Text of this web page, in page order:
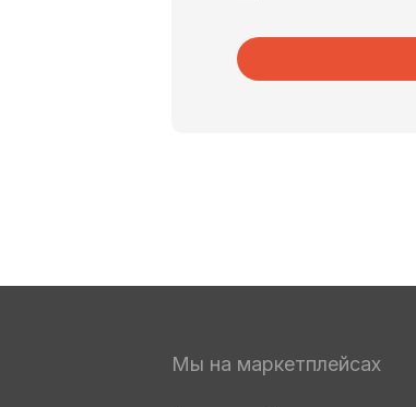
Мы на маркетплейсах